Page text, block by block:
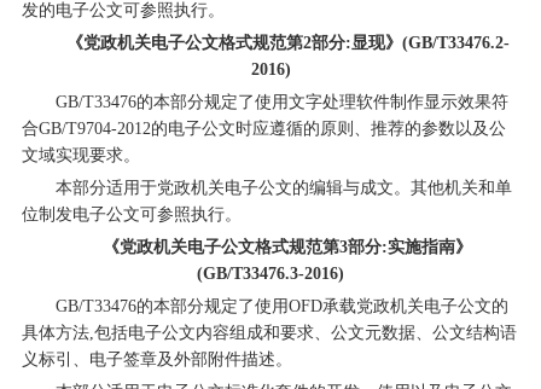
发的电子公文可参照执行。
《党政机关电子公文格式规范第2部分:显现》(GB/T33476.2-
2016)
GB/T33476的本部分规定了使用文字处理软件制作显示效果符
合GB/T9704-2012的电子公文时应遵循的原则、推荐的参数以及公
文域实现要求。
本部分适用于党政机关电子公文的编辑与成文。其他机关和单
位制发电子公文可参照执行。
《党政机关电子公文格式规范第3部分:实施指南》
(GB/T33476.3-2016)
GB/T33476的本部分规定了使用OFD承载党政机关电子公文的
具体方法,包括电子公文内容组成和要求、公文元数据、公文结构语
义标引、电子签章及外部附件描述。